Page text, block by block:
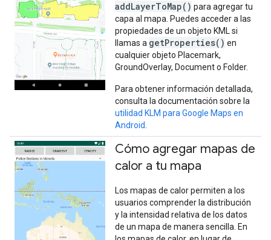
addLayerToMap() para agregar tu
capa al mapa. Puedes acceder a las
propiedades de un objeto KML si
llamas a getProperties() en
cualquier objeto Placemark,
GroundOverlay, Document o Folder.
Para obtener información detallada,
consulta la documentación sobre la
utilidad KLM para Google Maps en
Android
Cómo agregar mapas de
calor a tu mapa
Los mapas de calor permiten a los
usuarios comprender la distribución
y la intensidad relativa de los datos
de un mapa de manera sencilla. En